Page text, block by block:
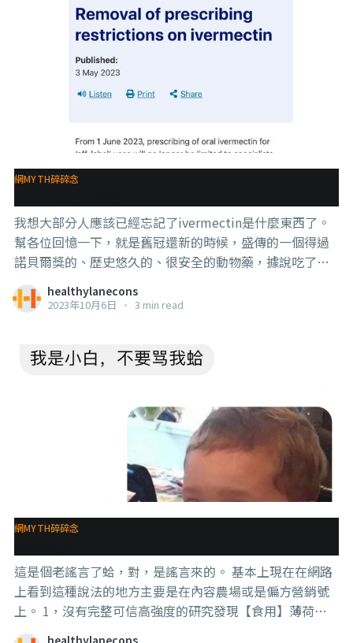
都沒用，因為胰島素分泌障礙是天生的胰臟問題，胰島素
阻抗則是後天持續過度做工，造成的細胞損傷，而且這個
你用基因編輯技術來修復，比如CRISPR，但這類研究還在
進行中，還有一些技術等待攻克） 但要控制血糖高是有很
說，【高血糖這個症狀是可以控制的，但是你糖尿病的病
根還在，只要你停藥或是隨便亂吃，血糖就馬上飆給你
看。】 . . . 理解了上述解釋，應該就能明白，【症狀】要和
【疾病】分開看的道理，
網MYTH碎碎念
我想大部分人應該已經忘記了ivermectin是什麼東西了。
幫各位回憶一下，就是舊冠還新的時候，盛傳的一個得過
諾貝爾獎的、歷史悠久的、很安全的動物藥，據說吃了就
不用打喵喵了，吃了還可以有舊冠治舊冠，沒舊冠防舊
冠。 前天，澳洲政府解禁了這個藥的處方限制，也就是說
高興了啦~覺得說真相終於大白啦～還ivermectin一個清白
此就【認可】了ivermectin（之後簡稱ivm）可以用來預
防舊冠、治療舊冠的效果？當初我們這些反對的poor guy
就都是拿了喵喵廠的錢來打壓這個仙丹？ 不急，看內文就
益處之後，ivm在其批准用途出現短缺的可能性很小，加上
澳洲對舊冠的喵喵接種率和混合免疫率很高，一些人使用
ivm現在已經不太可能損害公共健康。 看得懂嗎？ “這裡
講的是，反正在我們澳洲，喵喵的施打率很高，所以不會
出現那
healthylanecons
2023年10月6日 • 3 min read
網MYTH碎碎念
這是個老謠言了蛤，對，是謠言來的。 基本上現在在網路
上看到這種說法的地方主要是在內容農場或是偏方營銷號
上。 1，沒有完整可信高強度的研究發現【食用】薄荷和
可樂的成份可以造成你丸子內的子孫數量【直接】減少，